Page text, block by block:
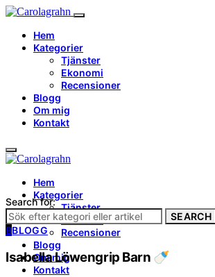
Hem
Kategorier
Tjänster
Ekonomi
Recensioner
Blogg
Om mig
Kontakt
Hem
Kategorier
Tjänster
Ekonomi
Recensioner
Blogg
Om mig
Kontakt
Search for:
SEARCH
BBLOGG
Isabella Löwengrip Barn 🍼